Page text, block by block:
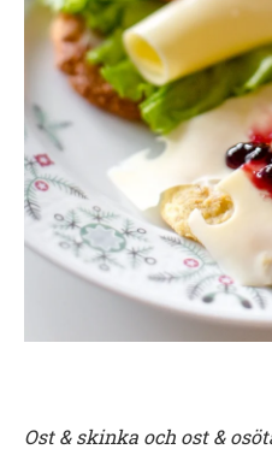
Ost & skinka och ost &